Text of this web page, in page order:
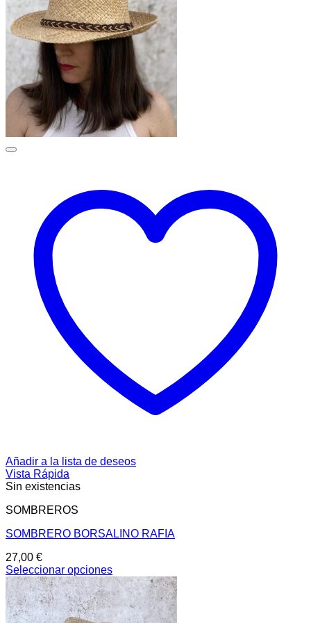
Añadir a la lista de deseos
Vista Rápida
Sin existencias
SOMBREROS
SOMBRERO BORSALINO RAFIA
27,00 €
Seleccionar opciones
Este
producto
tiene
múltiples